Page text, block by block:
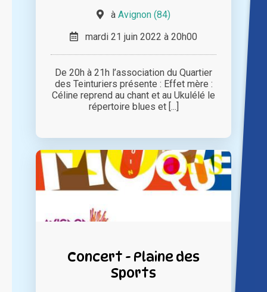
à Avignon (84)
mardi 21 juin 2022 à 20h00
De 20h à 21h l’association du Quartier
des Teinturiers présente : Effet mère :
Céline reprend au chant et au Ukulélé le
répertoire blues et [...]
Concert - Plaine des
Sports